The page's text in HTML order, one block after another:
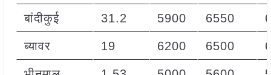
बांदीकुई 31.2 5900 6550
ब्यावर 19 6200 6500